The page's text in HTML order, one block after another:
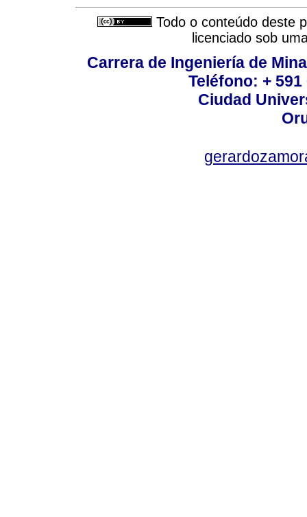
Todo o conteúdo deste
licenciado sob
Carrera de Ingeniería de
Teléfono: + 591
Ciudad